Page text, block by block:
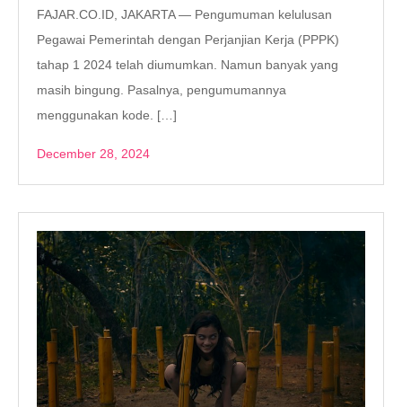
FAJAR.CO.ID, JAKARTA — Pengumuman kelulusan
Pegawai Pemerintah dengan Perjanjian Kerja (PPPK)
tahap 1 2024 telah diumumkan. Namun banyak yang
masih bingung. Pasalnya, pengumumannya
menggunakan kode. […]
December 28, 2024